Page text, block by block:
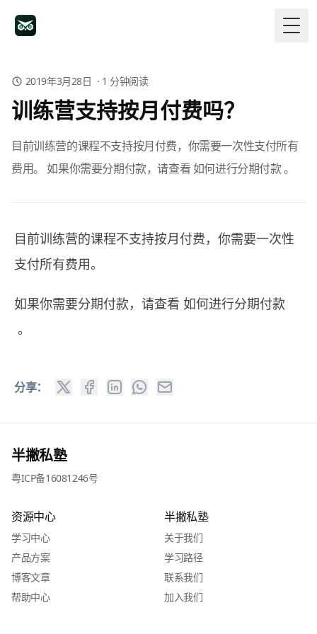
2019年3月28日 · 1 分钟阅读
训练营支持按月付费吗？
目前训练营的课程不支持按月付费，你需要一次性支付所有
费用。 如果你需要分期付款，请查看 如何进行分期付款 。
目前训练营的课程不支持按月付费，你需要一次性
支付所有费用。
如果你需要分期付款，请查看 如何进行分期付款
。
分享：
半撇私塾
粤ICP备16081246号
资源中心
学习中心
产品方案
博客文章
帮助中心
半撇私塾
关于我们
学习路径
联系我们
加入我们